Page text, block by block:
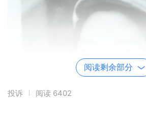
阅读剩余部分
投诉 阅读 6402